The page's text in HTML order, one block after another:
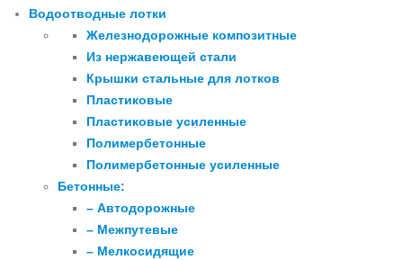
Водоотводные лотки
Железнодорожные композитные
Из нержавеющей стали
Крышки стальные для лотков
Пластиковые
Пластиковые усиленные
Полимербетонные
Полимербетонные усиленные
Бетонные:
– Автодорожные
– Межпутевые
– Мелкосидящие